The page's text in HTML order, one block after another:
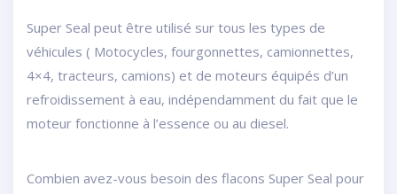
Super Seal peut être utilisé sur tous les types de
véhicules ( Motocycles, fourgonnettes, camionnettes,
4×4, tracteurs, camions) et de moteurs équipés d’un
refroidissement à eau, indépendamment du fait que le
moteur fonctionne à l’essence ou au diesel.
Combien avez-vous besoin des flacons Super Seal pour